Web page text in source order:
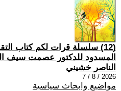
(12) سلسلة قرات لكم كتاب
المسدود للدكتور عصمت سيف
الناصر خشيني
2026 / 8 / 7
مواضيع وابحاث سياسية